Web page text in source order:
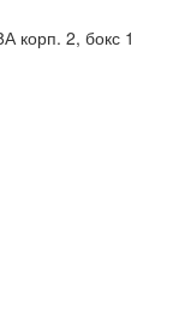
корп. 2, бокс 1